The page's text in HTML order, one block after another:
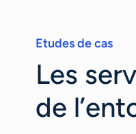
Etudes de cas
Les
de